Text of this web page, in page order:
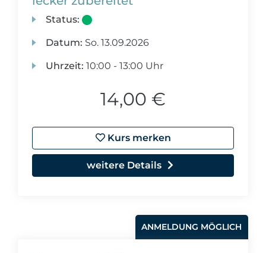
Status:
Datum: So. 13.09.2026
Uhrzeit: 10:00 - 13:00 Uhr
14,00 €
Kurs merken
weitere Details
ANMELDUNG MÖGLICH